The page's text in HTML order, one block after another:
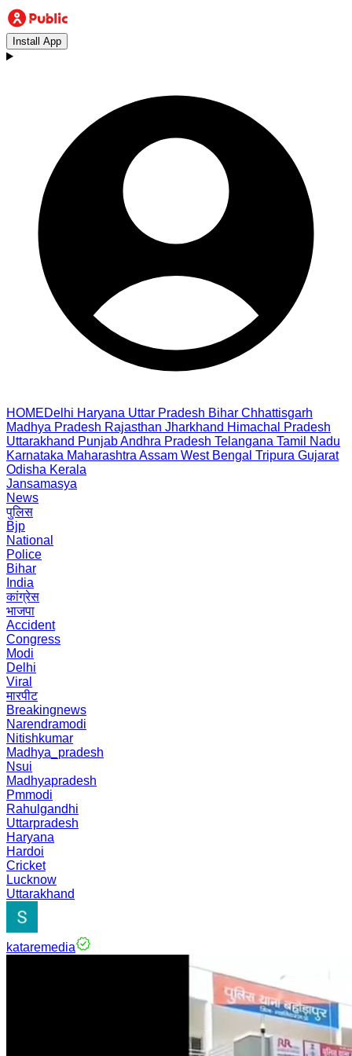
Install App
HOMEDelhi Haryana Uttar Pradesh Bihar Chhattisgarh
Madhya Pradesh Rajasthan Jharkhand Himachal Pradesh
Uttarakhand PunjabAndhra Pradesh Telangana Tamil Nadu
Karnataka Maharashtra Assam West Bengal Tripura Gujarat
Odisha Kerala
Jansamasya
News
पुलिस
Bjp
National
Police
Bihar
India
कांग्रेस
भाजपा
Accident
Congress
Modi
Delhi
Viral
मारपीट
Breakingnews
Narendramodi
Nitishkumar
Madhya_pradesh
Nsui
Madhyapradesh
Pmmodi
Rahulgandhi
Uttarpradesh
Haryana
Hardoi
Cricket
Lucknow
Uttarakhand
kataremedia